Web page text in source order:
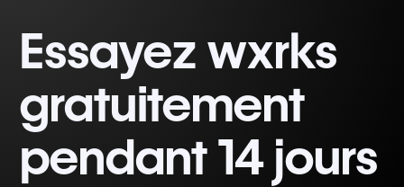
Essayez wxrks
gratuitement
pendant 14 jours